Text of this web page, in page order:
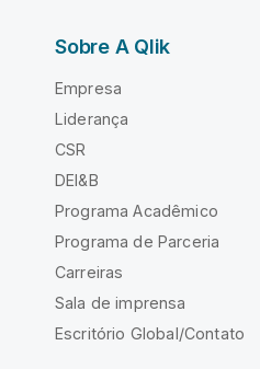
Sobre A Qlik
Empresa
Liderança
CSR
DEI&B
Programa Acadêmico
Programa de Parceria
Carreiras
Sala de imprensa
Escritório Global/Contato